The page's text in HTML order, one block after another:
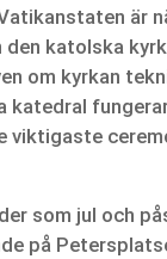
är
den katolska
om kyrkan
katedral
viktigaste
som jul och
på